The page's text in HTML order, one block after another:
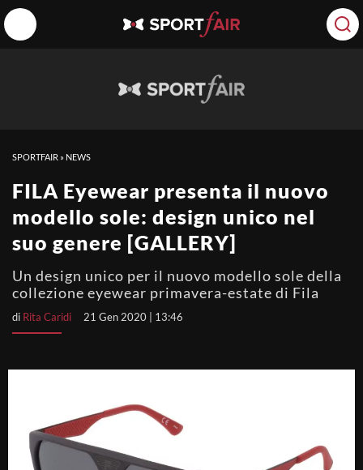
SPORTFAIR » NEWS
FILA Eyewear presenta il nuovo
modello sole: design unico nel
suo genere [GALLERY]
Un design unico per il nuovo modello sole della
collezione eyewear primavera-estate di Fila
di Rita Caridi 21 Gen 2020 | 13:46